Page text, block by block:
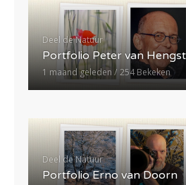
Deel de Natuur
Portfolio Peter van
1 maand geleden 254 Bekeken
Deel de Natuur
Portfolio Erno van Doorn